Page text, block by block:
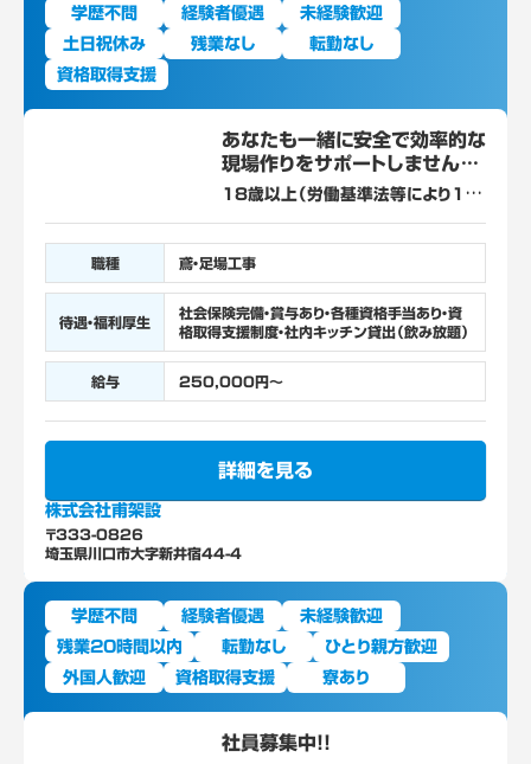
学歴不問 経験者優遇
未経験歓迎
土日祝休み
残業なし
転勤なし
資格取得支援
あなたも一緒に安全で効率的な
現場作りをサポートしません
か？
18歳以上（労働基準法等により18
職種 鳶・足場工事
待遇・福利厚生
社会保険完備・賞与あり・各種資格手当あり・資
格取得支援制度・社内キッチン貸出（飲み放題）
給与 250,000円～
株式会社甫架設
〒333-0826
埼玉県川口市大字新井宿44-4
詳細を見る
学歴不問 経験者優遇
未経験歓迎
残業20時間以内
転勤なし
ひとり親方歓迎
外国人歓迎
資格取得支援 寮あり
社員募集中！！